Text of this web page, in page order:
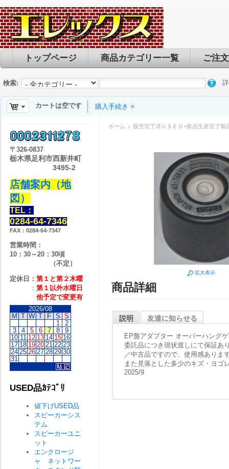
トップページ 商品カテゴリー一覧 ご注
検索:
カートは空です 購入手続き
ホーム 販売完了済ＵＳＥＤ+新品生産完了製
拡大表示
商品詳細
説明 友達に知らせる
EP盤アダプター オーバーハング
委託品につき現状渡しにて保証あ
／中古品ですので、使用感ありま
また見落とした多少のキズ・ヨゴ
2025/9
〒 326-0837
栃木県足利市西新井町
3495-2
店舗案内（地
図）
TEL：
0284-64-7346
FAX：0284-64-7347
営業時間：
10：30～20：30頃
（不定）
定休日： 第１と第２木曜
： 第１以外水曜日
他予定で変更有
2026/08
M T W T F S S
1
2
3
4 5 6 7 8
9
10 11 12 13 14 15 16
17 18 19 20 21 22 23
24 25 26 27 28 29 30
31
USED品ｶﾃｺﾞﾘ
値下げUSED品
スピーカーシス
テム
スピーカーユニ
ット
エンクロージ
ャ ネットワー